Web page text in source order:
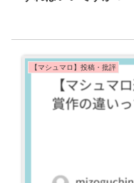
【マシュマロ】投稿・批評